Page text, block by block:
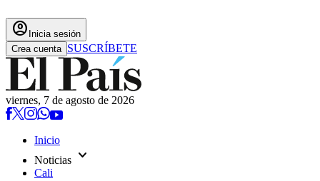
account_circle Inicia sesión
Crea cuenta SUSCRÍBETE
viernes, 7 de agosto de 2026
Inicio
Noticias expand_more
Cali